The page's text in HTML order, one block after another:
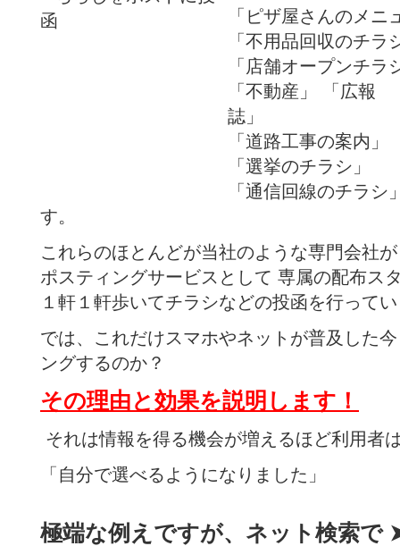
「ピザ屋さんのメニ
「不用品回収のチラ
「店舗オープンチラ
「不動産」
「広報
誌
「道路工事の案内」
「選挙のチラシ」
「通信回線のチラシ
す。
これらのほとんどが当社のような専門会社が
ポスティングサービスとして 専属の配布ス
１軒１軒歩いてチラシなどの投函を行って
では、これだけスマホやネットが普及した
ングするのか？
その理由と効果を説明します！
それは情報を得る機会が増えるほど利用者
「自分で選べるようになりました」
極端な例えですが、ネット検索で